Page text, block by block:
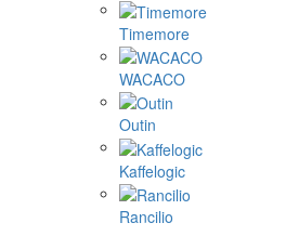
Timemore
WACACO
Outin
Kaffelogic
Rancilio